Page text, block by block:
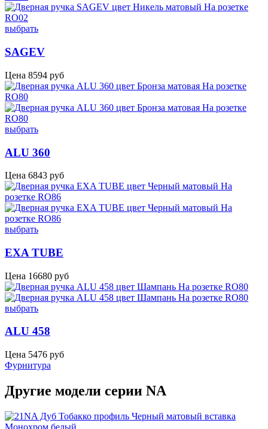
выбрать
SAGEV
Цена 8594 руб
выбрать
ALU 360
Цена 6843 руб
выбрать
EXA TUBE
Цена 16680 руб
выбрать
ALU 458
Цена 5476 руб
Фурнитура
Другие модели серии NA